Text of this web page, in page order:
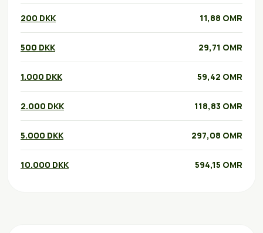
200 DKK 11,88 OMR
500 DKK 29,71 OMR
1.000 DKK 59,42 OMR
2.000 DKK 118,83 OMR
5.000 DKK 297,08 OMR
10.000 DKK 594,15 OMR